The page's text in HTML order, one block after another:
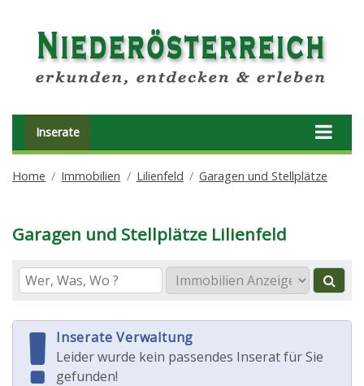
Inserate
Home Immobilien Lilienfeld Garagen und Stellplätze
Garagen und Stellplätze Lilienfeld
Inserate Verwaltung
Leider wurde kein passendes Inserat für Sie
gefunden!